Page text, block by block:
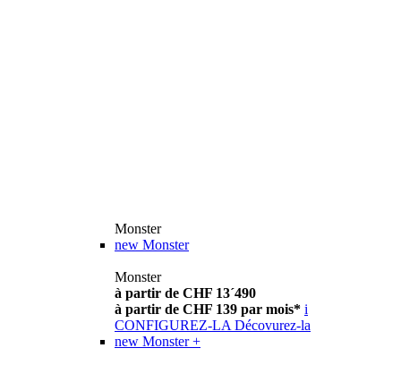
Monster
new Monster
Monster
à partir de CHF 13´490
à partir de CHF 139 par mois* i
CONFIGUREZ-LA Décovurez-la
new Monster +